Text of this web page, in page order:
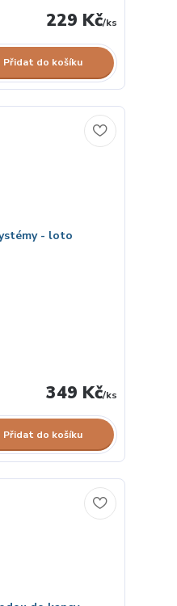
229 Kč/ks
Přidat do košíku
349 Kč/ks
Přidat do košíku